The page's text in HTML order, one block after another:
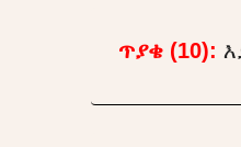
ጥያቄ (10):